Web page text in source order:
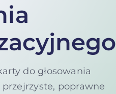
do głosowania
poprawne